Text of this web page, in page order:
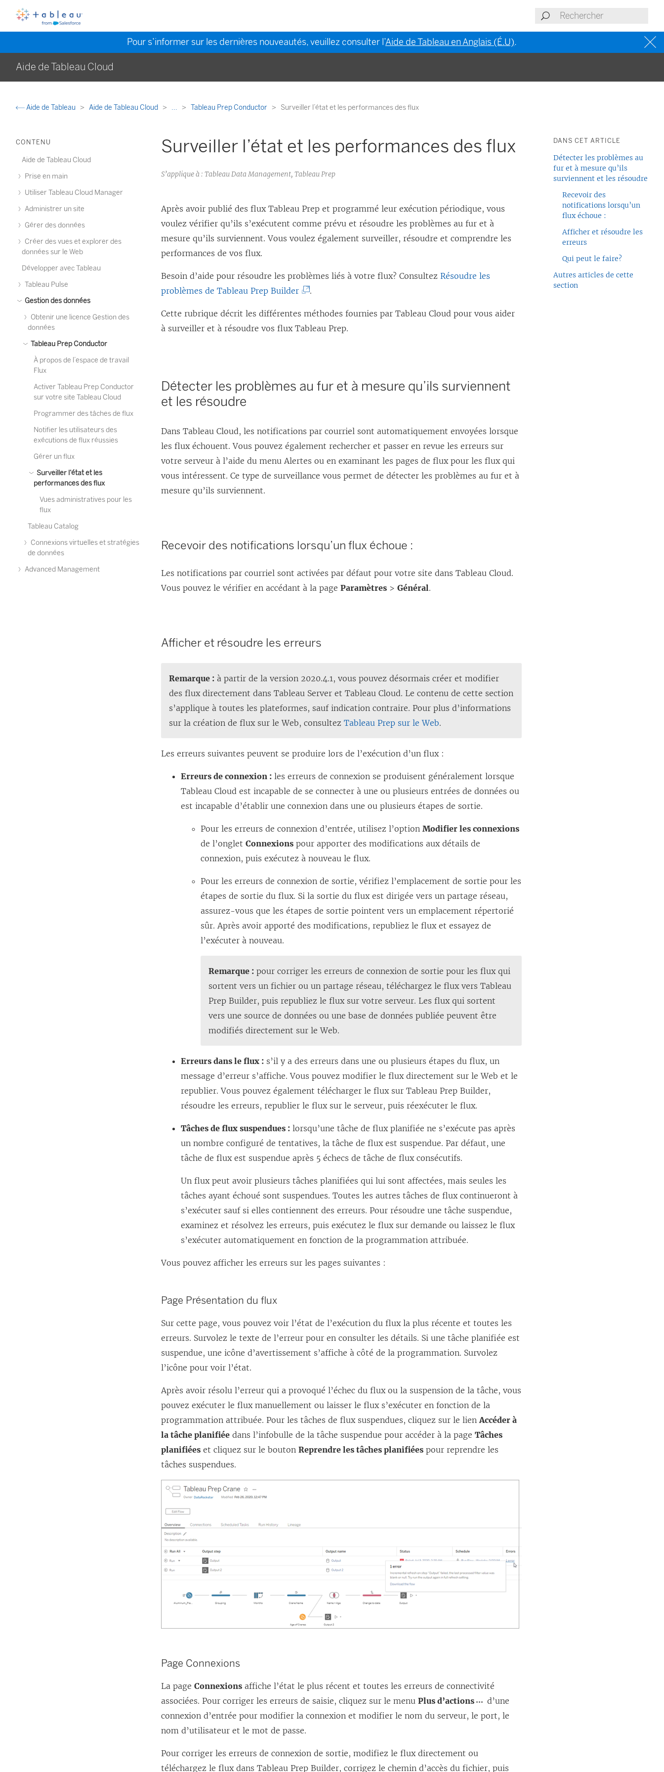
Pour s’informer sur les dernières nouveautés, veuillez consulter l’Aide de Tableau en Anglais (É.U).
Aide de Tableau Cloud
Aide de Tableau Aide de Tableau Cloud ... Tableau Prep Conductor Surveiller l’état et les performances des flux
CONTENU
Aide de Tableau Cloud
Prise en main
Utiliser Tableau Cloud Manager
Administrer un site
Gérer des données
Créer des vues et explorer des
données sur le Web
Développer avec Tableau
Tableau Pulse
Gestion des données
Obtenir une licence Gestion des
données
Tableau Prep Conductor
À propos de l’espace de travail
Flux
Activer Tableau Prep Conductor
sur votre site Tableau Cloud
Programmer des tâches de flux
Notifier les utilisateurs des
exécutions de flux réussies
Gérer un flux
Surveiller l’état et les
performances des flux
Vues administratives pour les
flux
Tableau Catalog
Connexions virtuelles et stratégies
de données
Advanced Management
Surveiller l’état et les performances des flux
S’applique à : Tableau Data Management, Tableau Prep
Après avoir publié des flux Tableau Prep et programmé leur exécution périodique, vous
voulez vérifier qu’ils s’exécutent comme prévu et résoudre les problèmes au fur et à
mesure qu’ils surviennent. Vous voulez également surveiller, résoudre et comprendre les
performances de vos flux.
Besoin d’aide pour résoudre les problèmes liés à votre flux? ConsultezRésoudre les
problèmes de Tableau Prep Builder(
s
s
n
e
v
l
e
n
t
r
e
.
Cette rubrique décrit les différentes méthodes fournies parTableau Cloud pour vous aider
à surveiller et à résoudre vos flux Tableau Prep.
Détecter les problèmes au fur et à mesure qu’ils surviennent
et les résoudre
Dans Tableau Cloud, les notifications par courriel sont automatiquement envoyées lorsque
les flux échouent. Vous pouvez également rechercher et passer en revue les erreurs sur
votre serveur à l’aide du menu Alertes ou en examinant les pages de flux pour les flux qui
vous intéressent. Ce type de surveillance vous permet de détecter les problèmes au fur et à
mesure qu’ils surviennent.
Recevoir des notifications lorsqu’un flux échoue :
Les notifications par courriel sont activées par défaut pour votre site dans Tableau Cloud.
Vous pouvez le vérifier en accédant à la pageParamètres >Général.
Afficher et résoudre les erreurs
Remarque : à partir de la version 2020.4.1, vous pouvez désormais créer et modifier
des flux directement dansTableau Server etTableau Cloud. Le contenu de cette section
s’applique à toutes les plateformes, sauf indication contraire. Pour plus d’informations
sur la création de flux sur le Web, consultezTableau Prep sur le Web.
Les erreurs suivantes peuvent se produire lors de l’exécution d’un flux :
Erreurs de connexion : les erreurs de connexion se produisent généralement lorsque
Tableau Cloud est incapable de se connecter à une ou plusieurs entrées de données ou
est incapable d’établir une connexion dans une ou plusieurs étapes de sortie.
Pour les erreurs de connexion d’entrée, utilisez l’optionModifier les connexions
de l’ongletConnexions pour apporter des modifications aux détails de
connexion, puis exécutez à nouveau le flux.
Pour les erreurs de connexion de sortie, vérifiez l’emplacement de sortie pour les
étapes de sortie du flux. Si la sortie du flux est dirigée vers un partage réseau,
assurez-vous que les étapes de sortie pointent vers un emplacement répertorié
sûr. Après avoir apporté des modifications, republiez le flux et essayez de
l’exécuter à nouveau.
Remarque : pour corriger les erreurs de connexion de sortie pour les flux qui
sortent vers un fichier ou un partage réseau, téléchargez le flux versTableau
Prep Builder, puis republiez le flux sur votre serveur. Les flux qui sortent
vers une source de données ou une base de données publiée peuvent être
modifiés directement sur le Web.
Erreurs dans le flux : s’il y a des erreurs dans une ou plusieurs étapes du flux, un
message d’erreur s’affiche. Vous pouvez modifier le flux directement sur le Web et le
republier. Vous pouvez également télécharger le flux sur Tableau Prep Builder,
résoudre les erreurs, republier le flux sur le serveur, puis réexécuter le flux.
Tâches de flux suspendues : lorsqu’une tâche de flux planifiée ne s’exécute pas après
un nombre configuré de tentatives, la tâche de flux est suspendue. Par défaut, une
tâche de flux est suspendue après 5 échecs de tâche de flux consécutifs.
Un flux peut avoir plusieurs tâches planifiées qui lui sont affectées, mais seules les
tâches ayant échoué sont suspendues. Toutes les autres tâches de flux continueront à
s’exécuter sauf si elles contiennent des erreurs. Pour résoudre une tâche suspendue,
examinez et résolvez les erreurs, puis exécutez le flux sur demande ou laissez le flux
s’exécuter automatiquement en fonction de la programmation attribuée.
Vous pouvez afficher les erreurs sur les pages suivantes :
Page Présentation du flux
Sur cette page, vous pouvez voir l’état de l’exécution du flux la plus récente et toutes les
erreurs. Survolez le texte de l’erreur pour en consulter les détails. Si une tâche planifiée est
suspendue, une icône d’avertissement s’affiche à côté de la programmation. Survolez
l’icône pour voir l’état.
Après avoir résolu l’erreur qui a provoqué l’échec du flux ou la suspension de la tâche, vous
pouvez exécuter le flux manuellement ou laisser le flux s’exécuter en fonction de la
programmation attribuée. Pour les tâches de flux suspendues, cliquez sur le lienAccéder à
la tâche planifiée dans l’infobulle de la tâche suspendue pour accéder à la pageTâches
planifiées et cliquez sur le boutonReprendre les tâches planifiées pour reprendre les
tâches suspendues.
Page Connexions
La pageConnexions affiche l’état le plus récent et toutes les erreurs de connectivité
associées. Pour corriger les erreurs de saisie, cliquez sur le menuPlus d’actions
d’une
connexion d’entrée pour modifier la connexion et modifier le nom du serveur, le port, le
nom d’utilisateur et le mot de passe.
Pour corriger les erreurs de connexion de sortie, modifiez le flux directement ou
téléchargez le flux dans Tableau Prep Builder, corrigez le chemin d’accès du fichier, puis
DANS CET ARTICLE
Détecter les problèmes au
fur et à mesure qu’ils
surviennent et les résoudre
Recevoir des
notifications lorsqu’un
flux échoue :
Afficher et résoudre les
erreurs
Qui peut le faire?
Autres articles de cette
section